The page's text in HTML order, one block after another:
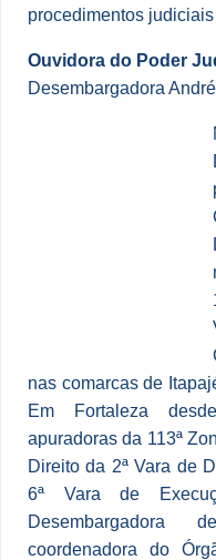
procedimentos
Ouvidora do Poder
Desembargadora
nas comarcas de
Em Fortaleza
apuradoras da 113ª
Direito da 2ª Vara de
6ª Vara de
coordenadora do